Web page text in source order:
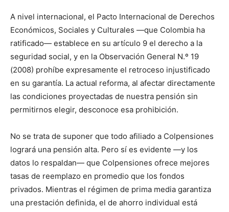
A nivel internacional, el Pacto Internacional de Derechos
Económicos, Sociales y Culturales —que Colombia ha
ratificado— establece en su artículo 9 el derecho a la
seguridad social, y en la Observación General N.º 19
(2008) prohíbe expresamente el retroceso injustificado
en su garantía. La actual reforma, al afectar directamente
las condiciones proyectadas de nuestra pensión sin
permitirnos elegir, desconoce esa prohibición.
No se trata de suponer que todo afiliado a Colpensiones
logrará una pensión alta. Pero sí es evidente —y los
datos lo respaldan— que Colpensiones ofrece mejores
tasas de reemplazo en promedio que los fondos
privados. Mientras el régimen de prima media garantiza
una prestación definida, el de ahorro individual está